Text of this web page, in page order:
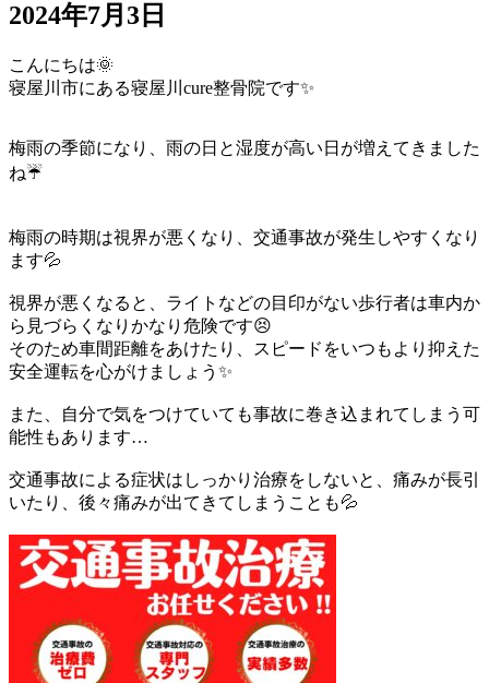
2024年7月3日
こんにちは🌞
寝屋川市にある寝屋川cure整骨院です✨
梅雨の季節になり、雨の日と湿度が高い日が増えてきました
ね☔
梅雨の時期は視界が悪くなり、交通事故が発生しやすくなり
ます💦
視界が悪くなると、ライトなどの目印がない歩行者は車内か
ら見づらくなりかなり危険です😣
そのため車間距離をあけたり、スピードをいつもより抑えた
安全運転を心がけましょう✨
また、自分で気をつけていても事故に巻き込まれてしまう可
能性もあります…
交通事故による症状はしっかり治療をしないと、痛みが長引
いたり、後々痛みが出てきてしまうことも💦